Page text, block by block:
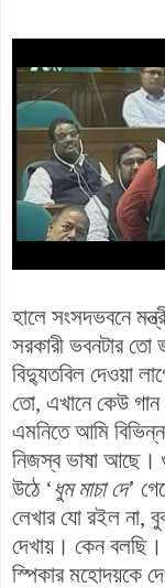
হালে সংসদভবনে
সরকারী ভবনটার তো
বিদ্যুতবিল দেওয়া
তো, এখানে কেউ
এমনিতে আমি
নিজস্ব ভাষা আছে।
উঠে ‘ধুম মাচা দে’
লেখার যো রইল না,
দেখায়। কেন বলছি।
স্পিকার মহোদয়কে